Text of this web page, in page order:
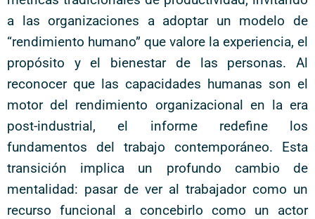
a las organizaciones a adoptar un modelo de
“rendimiento humano” que valore la experiencia, el
propósito y el bienestar de las personas. Al
reconocer que las capacidades humanas son el
motor del rendimiento organizacional en la era
post-industrial, el informe redefine los
fundamentos del trabajo contemporáneo. Esta
transición implica un profundo cambio de
mentalidad: pasar de ver al trabajador como un
recurso funcional a concebirlo como un actor